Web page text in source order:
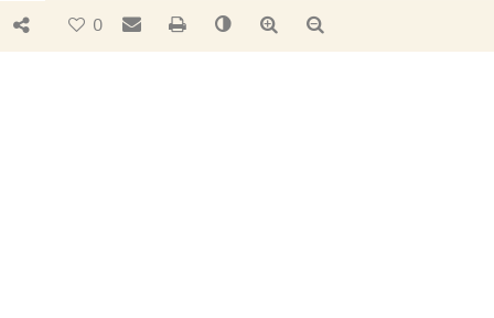
Bouton de partage
0 Envoyer par e-mail
ImprimerChanger le contraste
Agrandir le texte